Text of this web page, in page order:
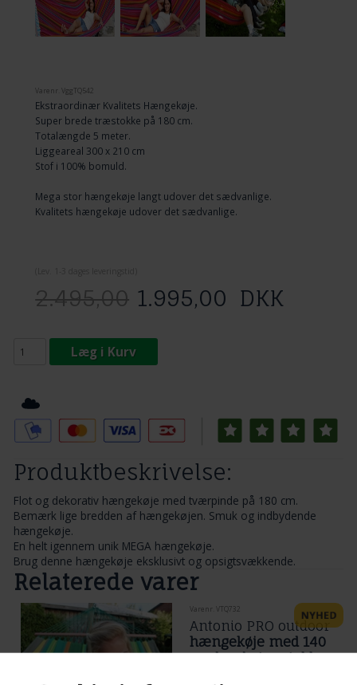
Varenr. VggTQ542
Ekstraordinær Kvalitets Hængekøje.
Super brede træstokke på 180 cm.
Totalængde 5 meter.
Liggeareal 300 x 210 cm
Stof i 100% bomuld.
Mega stor hængekøje langt udover det sædvanlige.
Kvalitets hængekøje udover det sædvanlige.
2.495,00 1.995,00 DKK
Læg i Kurv
Produktbeskrivelse:
Flot og dekorativ hængekøje med tværpinde på 180 cm.
Bemærk lige bredden af hængekøjen. Smuk og indbydende
hængekøje.
En helt igennem unik MEGA hængekøje.
Brug denne hængekøje eksklusivt og opsigtsvækkende.
Relaterede varer
Varenr. VTQ732
Antonio PRO outdoor
hængekøje med 140
cm brede træstokke.